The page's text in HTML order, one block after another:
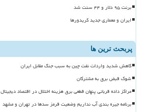
برنت ۹۵ دلار و ۴۴ سنت شد
ایران و معماری جدید کریدورها
پربحث ترین ها
کاهش شدید واردات نفت چین به سبب جنگ مقابل ایران
شوک قبض برق به مشترکان
مراکز داده قربانی پنهان قطعی برق هزینه اختلال در اقتصاد دیجیتال
برنامه جیره بندی آب نداریم وضعیت قرمز سدها در تهران و مشهد